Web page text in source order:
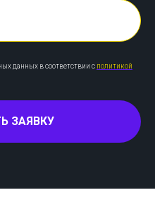
данных в соответствии с политикой
ЗАЯВКУ